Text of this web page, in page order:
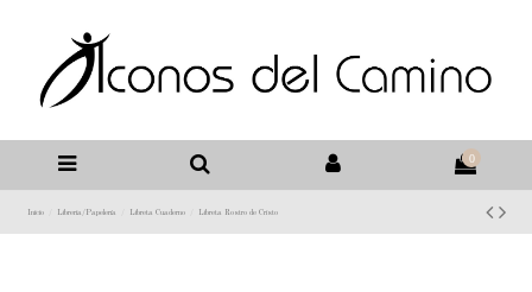
0
Inicio Libreria/Papelería Libreta Cuaderno Libreta Rostro de Cristo